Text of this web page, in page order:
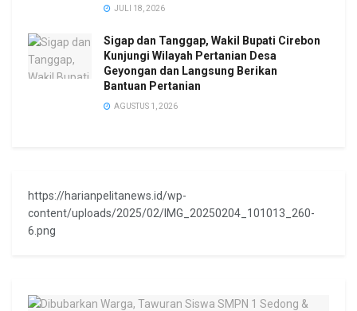
JULI 18, 2026
Sigap dan Tanggap, Wakil Bupati Cirebon
Kunjungi Wilayah Pertanian Desa
Geyongan dan Langsung Berikan
Bantuan Pertanian
AGUSTUS 1, 2026
https://harianpelitanews.id/wp-
content/uploads/2025/02/IMG_20250204_101013_260-
6.png